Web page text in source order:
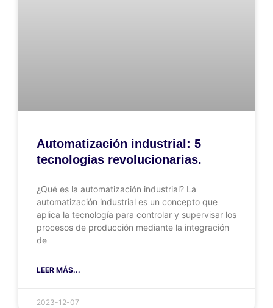
Automatización industrial: 5
tecnologías revolucionarias.
¿Qué es la automatización industrial? La
automatización industrial es un concepto que
aplica la tecnología para controlar y supervisar los
procesos de producción mediante la integración
de
LEER MÁS...
2023-12-07